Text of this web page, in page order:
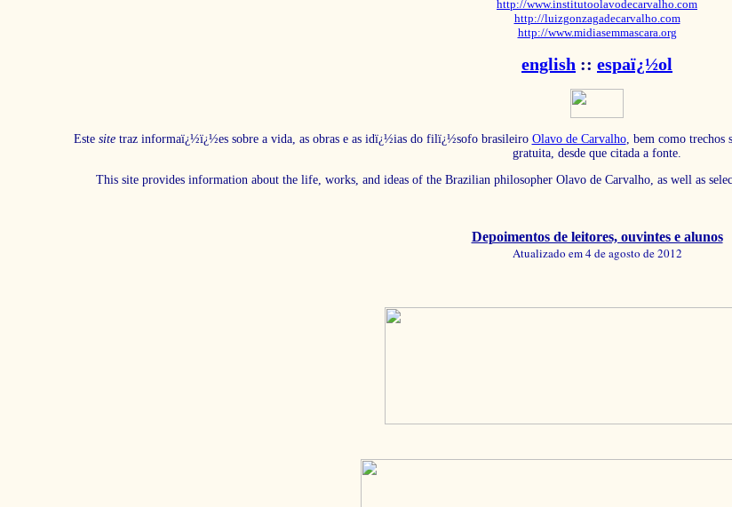
http://www.institutoolavodecarvalho.com
http://luizgonzagadecarvalho.com
http://www.midiasemmascara.org
english :: espaï¿½ol
Este sitetraz informaï¿½ï¿½es sobre a vida, as obras e as idï¿½ias do filï¿½sofo brasileiro Olavo de Carvalho, bem como trechos
gratuita, desde que citada a fonte.
This site provides information about the life, works, and ideas of the Brazilian philosopher Olavo de Carvalho, as well as
Depoimentos de leitores, ouvintes e alunos
Atualizado em 4 de agosto de 2012